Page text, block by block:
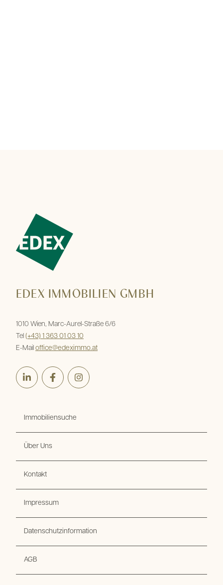
EDEX IMMOBILIEN GMBH
1010 Wien, Marc-Aurel-Straße 6/6
Tel (+43) 1 363 01 03 10
E-Mail office@edeximmo.at
LinkedInFacebookInstagram
Immobiliensuche
Über Uns
Kontakt
Impressum
Datenschutzinformation
AGB